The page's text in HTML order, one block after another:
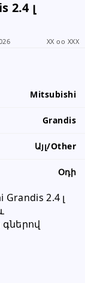
2.4 լ
XX oo XXX
Mitsubishi
Grandis
Այլ/Other
Օդի
2.4 լ